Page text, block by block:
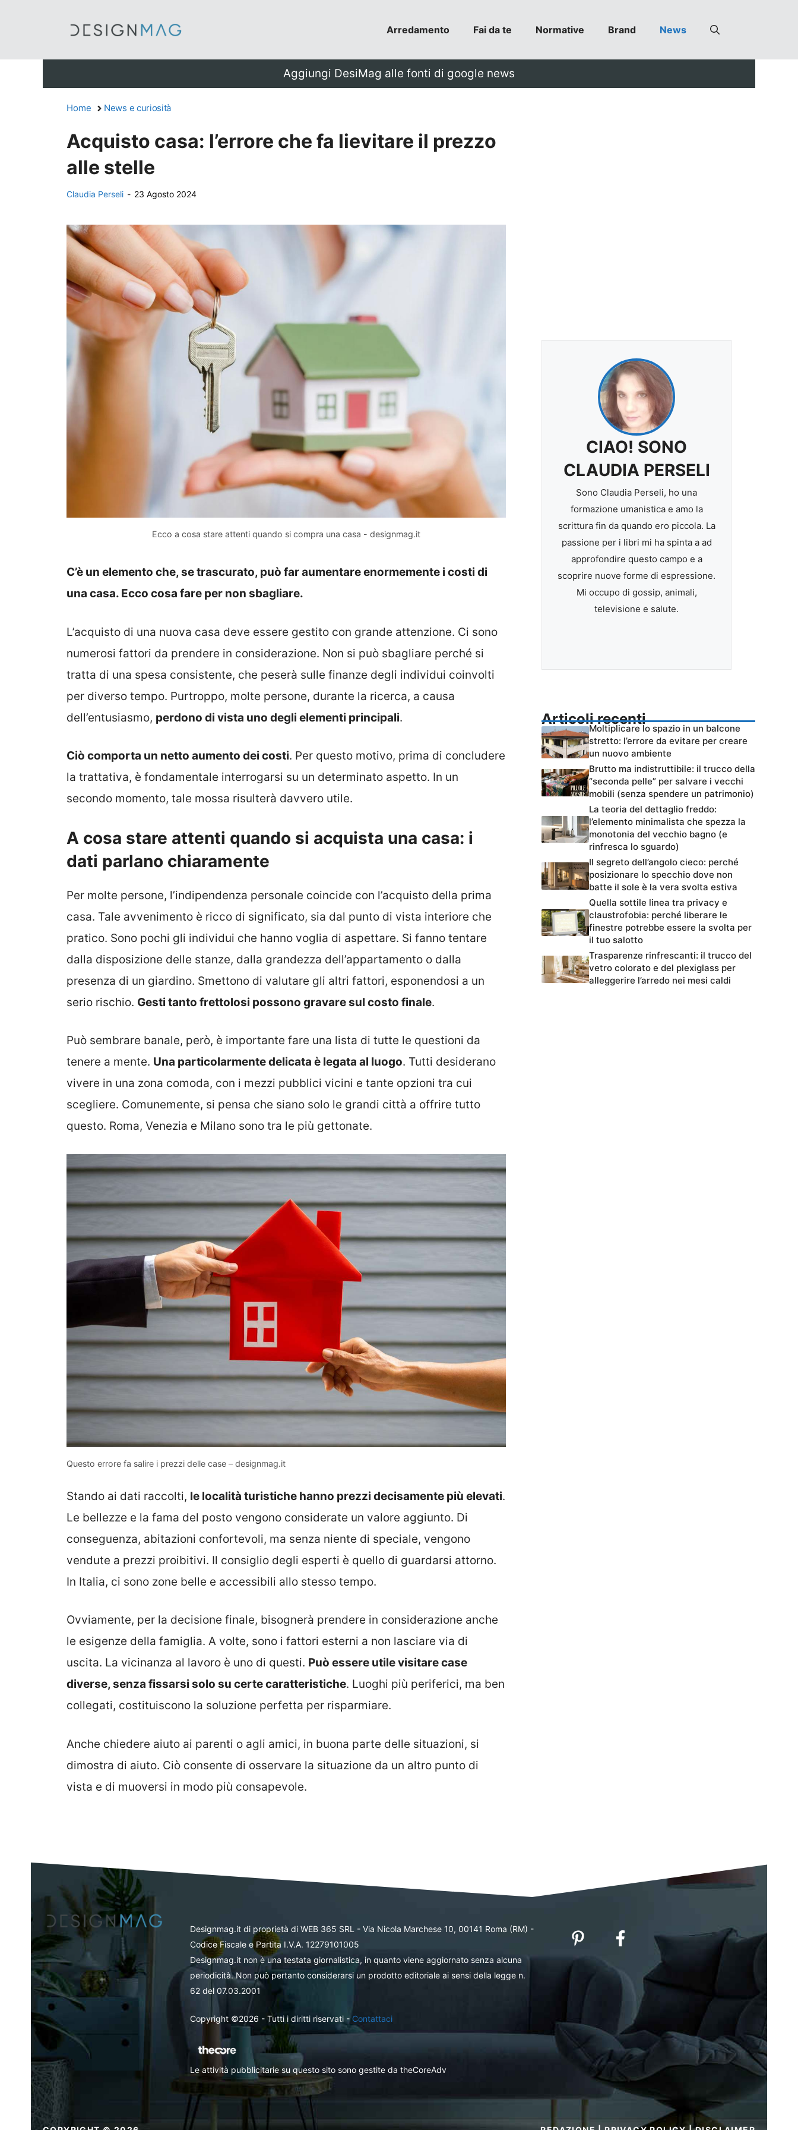
Arredamento Fai da te Normative Brand News
Aggiungi DesiMag alle fonti di google news
Home News e curiosità
Acquisto casa: l’errore che fa lievitare il prezzo
alle stelle
Claudia Perseli - 23 Agosto 2024
Ecco a cosa stare attenti quando si compra una casa - designmag.it
C’è un elemento che, se trascurato, può far aumentare enormemente i costi di
una casa. Ecco cosa fare per non sbagliare.
L’acquisto di una nuova casa deve essere gestito con grande attenzione. Ci sono
numerosi fattori da prendere in considerazione. Non si può sbagliare perché si
tratta di una spesa consistente, che peserà sulle finanze degli individui coinvolti
per diverso tempo. Purtroppo, molte persone, durante la ricerca, a causa
dell’entusiasmo, perdono di vista uno degli elementi principali.
Ciò comporta un netto aumento dei costi. Per questo motivo, prima di concludere
la trattativa, è fondamentale interrogarsi su un determinato aspetto. In un
secondo momento, tale mossa risulterà davvero utile.
A cosa stare attenti quando si acquista una casa: i
dati parlano chiaramente
Per molte persone, l’indipendenza personale coincide con l’acquisto della prima
casa. Tale avvenimento è ricco di significato, sia dal punto di vista interiore che
pratico. Sono pochi gli individui che hanno voglia di aspettare. Si fanno tentare
dalla disposizione delle stanze, dalla grandezza dell’appartamento o dalla
presenza di un giardino. Smettono di valutare gli altri fattori, esponendosi a un
serio rischio. Gesti tanto frettolosi possono gravare sul costo finale.
Può sembrare banale, però, è importante fare una lista di tutte le questioni da
tenere a mente. Una particolarmente delicata è legata al luogo. Tutti desiderano
vivere in una zona comoda, con i mezzi pubblici vicini e tante opzioni tra cui
scegliere. Comunemente, si pensa che siano solo le grandi città a offrire tutto
questo. Roma, Venezia e Milano sono tra le più gettonate.
Questo errore fa salire i prezzi delle case – designmag.it
Stando ai dati raccolti, le località turistiche hanno prezzi decisamente più elevati.
Le bellezze e la fama del posto vengono considerate un valore aggiunto. Di
conseguenza, abitazioni confortevoli, ma senza niente di speciale, vengono
vendute a prezzi proibitivi. Il consiglio degli esperti è quello di guardarsi attorno.
In Italia, ci sono zone belle e accessibili allo stesso tempo.
Ovviamente, per la decisione finale, bisognerà prendere in considerazione anche
le esigenze della famiglia. A volte, sono i fattori esterni a non lasciare via di
uscita. La vicinanza al lavoro è uno di questi. Può essere utile visitare case
diverse, senza fissarsi solo su certe caratteristiche. Luoghi più periferici, ma ben
collegati, costituiscono la soluzione perfetta per risparmiare.
Anche chiedere aiuto ai parenti o agli amici, in buona parte delle situazioni, si
dimostra di aiuto. Ciò consente di osservare la situazione da un altro punto di
vista e di muoversi in modo più consapevole.
CIAO! SONO
CLAUDIA PERSELI
Sono Claudia Perseli, ho una
formazione umanistica e amo la
scrittura fin da quando ero piccola. La
passione per i libri mi ha spinta a ad
approfondire questo campo e a
scoprire nuove forme di espressione.
Mi occupo di gossip, animali,
televisione e salute.
Articoli recenti
Moltiplicare lo spazio in un balcone
stretto: l’errore da evitare per creare
un nuovo ambiente
Brutto ma indistruttibile: il trucco della
“seconda pelle” per salvare i vecchi
mobili (senza spendere un patrimonio)
La teoria del dettaglio freddo:
l’elemento minimalista che spezza la
monotonia del vecchio bagno (e
rinfresca lo sguardo)
Il segreto dell’angolo cieco: perché
posizionare lo specchio dove non
batte il sole è la vera svolta estiva
Quella sottile linea tra privacy e
claustrofobia: perché liberare le
finestre potrebbe essere la svolta per
il tuo salotto
Trasparenze rinfrescanti: il trucco del
vetro colorato e del plexiglass per
alleggerire l’arredo nei mesi caldi
Designmag.it di proprietà di WEB 365 SRL - Via Nicola Marchese 10, 00141 Roma (RM) -
Codice Fiscale e Partita I.V.A. 12279101005
Designmag.it non è una testata giornalistica, in quanto viene aggiornato senza alcuna
periodicità. Non può pertanto considerarsi un prodotto editoriale ai sensi della legge n.
62 del 07.03.2001
Copyright ©2026 - Tutti i diritti riservati -Contattaci
Le attività pubblicitarie su questo sito sono gestite da theCoreAdv